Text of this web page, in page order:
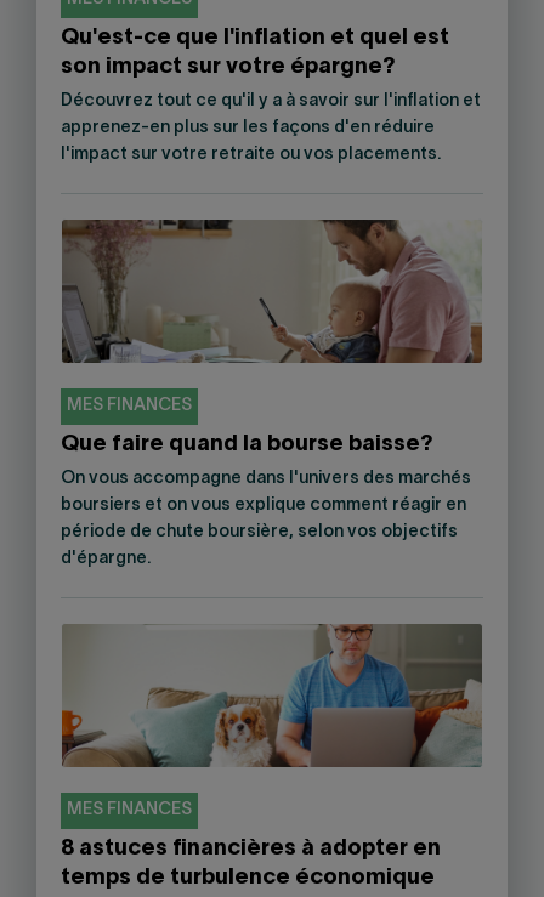
Qu'est-ce que l'inflation et quel est
son impact sur votre épargne?
Découvrez tout ce qu'il y a à savoir sur l'inflation et
apprenez-en plus sur les façons d'en réduire
l'impact sur votre retraite ou vos placements.
MES FINANCES
Que faire quand la bourse baisse?
On vous accompagne dans l'univers des marchés
boursiers et on vous explique comment réagir en
période de chute boursière, selon vos objectifs
d'épargne.
MES FINANCES
8 astuces financières à adopter en
temps de turbulence économique